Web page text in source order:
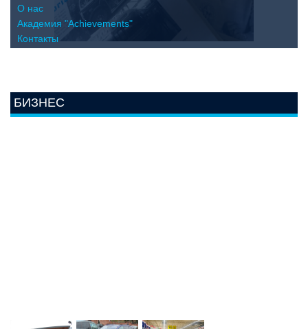
О нас
Академия "Achievements"
Контакты
БИЗНЕС